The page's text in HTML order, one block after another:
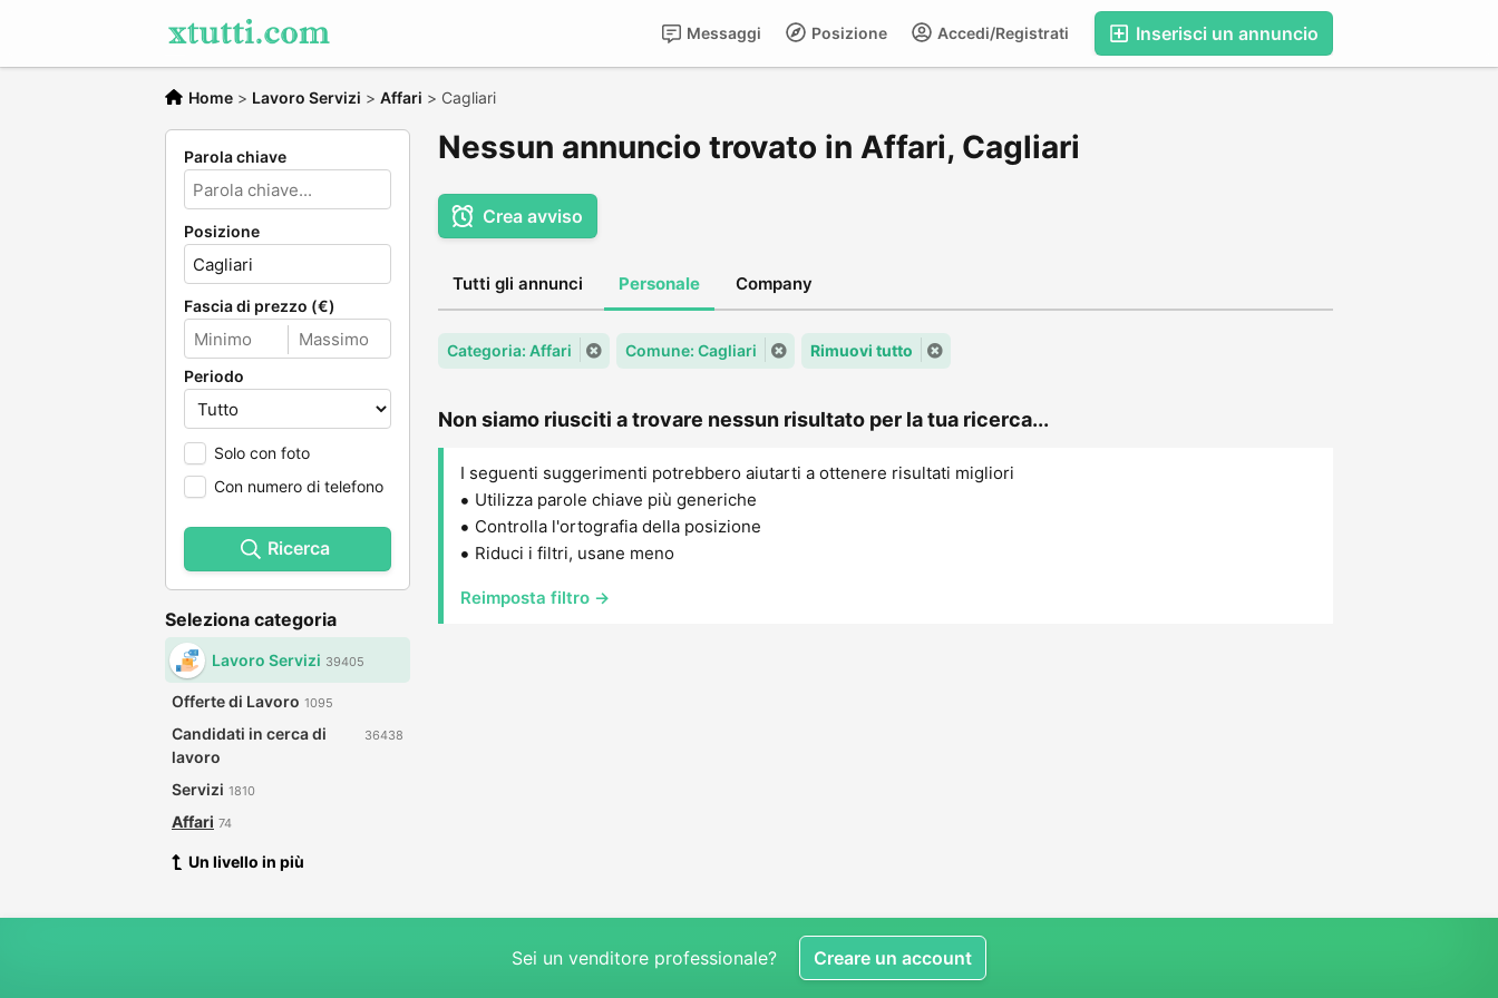
Inserisci un annuncio
Accedi/Registrati
Posizione
Messaggi
Home > Lavoro Servizi > Affari > Cagliari
Parola chiave
Posizione
Fascia di prezzo (€)
Periodo
Solo con foto
Con numero di telefono
Ricerca
Seleziona categoria
Lavoro Servizi 39405
Offerte di Lavoro 1095
Candidati in cerca di
lavoro
36438
Servizi 1810
Affari 74
Un livello in più
Nessun annuncio trovato in Affari, Cagliari
Crea avviso
Tutti gli annunci Personale Company
Categoria: Affari Comune: Cagliari Rimuovi tutto
Non siamo riusciti a trovare nessun risultato per la tua ricerca...
I seguenti suggerimenti potrebbero aiutarti a ottenere risultati migliori
Utilizza parole chiave più generiche
Controlla l'ortografia della posizione
Riduci i filtri, usane meno
Reimposta filtro →
Sei un venditore professionale? Creare un account